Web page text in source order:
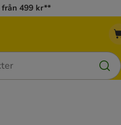
från 499 kr**